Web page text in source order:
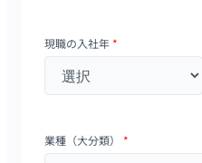
現職の入社年 *
業種（大分類） *